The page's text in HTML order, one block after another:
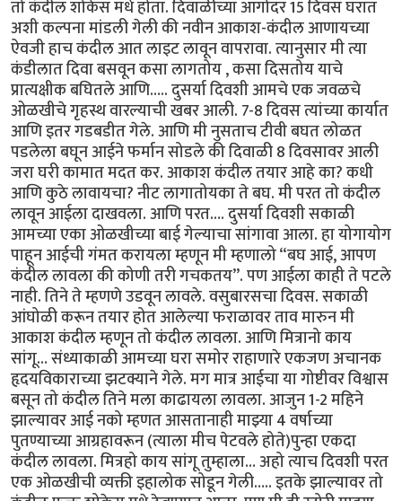
तो कंदील शोकेस मधे होता. दिवाळीच्या आगोदर 15 दिवस घरात
अशी कल्पना मांडली गेली की नवीन आकाश-कंदील आणायच्या
ऐवजी हाच कंदील आत लाइट लावून वापरावा. त्यानुसार मी त्या
कंडीलात दिवा बसवून कसा लागतोय , कसा दिसतोय याचे
प्रात्यक्षीक बघितले आणि….. दुसर्या दिवशी आमचे एक जवळचे
ओळखीचे गृहस्थ वारल्याची खबर आली. 7-8 दिवस त्यांच्या कार्यात
आणि इतर गडबडीत गेले. आणि मी नुसताच टीवी बघत लोळत
पडलेला बघून आईने फर्मान सोडले की दिवाळी 8 दिवसावर आली
जरा घरी कामात मदत कर. आकाश कंदील तयार आहे का? कधी
आणि कुठे लावायचा? नीट लागातोयका ते बघ. मी परत तो कंदील
लावून आईला दाखवला. आणि परत…. दुसर्या दिवशी सकाळी
आमच्या एका ओळखीच्या बाई गेल्याचा सांगावा आला. हा योगायोग
पाहून आईची गंमत करायला म्हणून मी म्हणालो “बघ आई, आपण
कंदील लावला की कोणी तरी गचकतय”. पण आईला काही ते पटले
नाही. तिने ते म्हणणे उडवून लावले. वसुबारसचा दिवस. सकाळी
आंघोळी करून तयार होत आलेल्या फराळावर ताव मारुन मी
आकाश कंदील म्हणून तो कंदील लावला. आणि मित्रानो काय
सांगू… संध्याकाळी आमच्या घरा समोर राहाणारे एकजण अचानक
हृदयविकाराच्या झटक्याने गेले. मग मात्र आईचा या गोष्टीवर विश्वास
बसून तो कंदील तिने मला काढायला लावला. आजुन 1-2 महिने
झाल्यावर आई नको म्हणत आसतानाही माझ्या 4 वर्षाच्या
पुतण्याच्या आग्रहावरून (त्याला मीच पेटवले होते)पुन्हा एकदा
कंदील लावला. मित्रहो काय सांगू तुम्हाला… अहो त्याच दिवशी परत
एक ओळखीची व्यक्ती इहालोक सोडून गेली….. इतके झाल्यावर तो